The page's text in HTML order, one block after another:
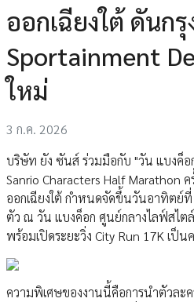
ออกเฉียงใต้ ดันก
Sportainment
ใหม่
3 ก.ค. 2026
บริษัท ยัง ซันส์ ร่วมมือกับ "วัน แบงค็อ
Sanrio Characters Half Marathon
ออกเฉียงใต้ กำหนดจัดขึ้นวันอาทิตย์
ตัว ณ วัน แบงค็อก ศูนย์กลางไลฟ์สไตล์
พร้อมเปิดระยะวิ่ง City Run 17K เป็น
ความพิเศษของงานนี้คือการนำตัวละ